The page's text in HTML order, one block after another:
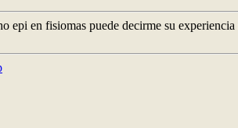
epi en fisiomas puede decirme su